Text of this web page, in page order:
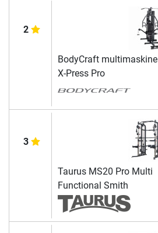
2
BodyCraft multimaskine
X-Press Pro
3
Taurus MS20 Pro Multi
Functional Smith